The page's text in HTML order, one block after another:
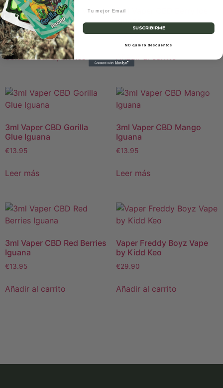
100-600mg Liquido Vape
Red Berry
€10.95 - €17.95
Seleccionar opciones
3ml Vaper CBD Berry Ice
Iguana
€13.95
3ml Vaper CBD Gorilla
Glue Iguana
€13.95
Leer más
3ml Vaper CBD Mango
Iguana
€13.95
Leer más
3ml Vaper CBD Red Berries
Iguana
€13.95
Añadir al carrito
Vaper Freddy Boyz Vape
by Kidd Keo
€29.90
Añadir al carrito
SUSCRIBIRME
NO quiero descuentos